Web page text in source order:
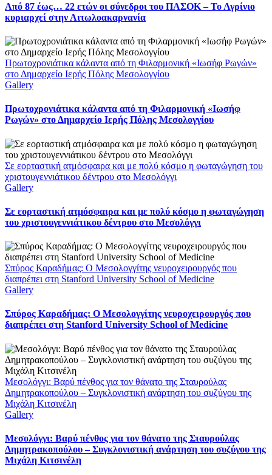
Από 87 έως… 22 ετών οι σύνεδροι του ΠΑΣΟΚ – Το Αγρίνιο
κυριαρχεί στην Αιτωλοακαρνανία
Πρωτοχρονιάτικα κάλαντα από τη Φιλαρμονική «Ιωσήφ Ρωγών»
στο Δημαρχείο Ιερής Πόλης Μεσολογγίου
Gallery
Πρωτοχρονιάτικα κάλαντα από τη Φιλαρμονική «Ιωσήφ
Ρωγών» στο Δημαρχείο Ιερής Πόλης Μεσολογγίου
Σε εορταστική ατμόσφαιρα και με πολύ κόσμο η φωταγώγηση του
χριστουγεννιάτικου δέντρου στο Μεσολόγγι
Gallery
Σε εορταστική ατμόσφαιρα και με πολύ κόσμο η φωταγώγηση
του χριστουγεννιάτικου δέντρου στο Μεσολόγγι
Σπύρος Καραδήμας: Ο Μεσολογγίτης νευροχειρουργός που
διαπρέπει στη Stanford University School of Medicine
Gallery
Σπύρος Καραδήμας: Ο Μεσολογγίτης νευροχειρουργός που
διαπρέπει στη Stanford University School of Medicine
Μεσολόγγι: Βαρύ πένθος για τον θάνατο της Σταυρούλας
Δημητρακοπούλου – Συγκλονιστική ανάρτηση του συζύγου της
Μιχάλη Κιτσινέλη
Gallery
Μεσολόγγι: Βαρύ πένθος για τον θάνατο της Σταυρούλας
Δημητρακοπούλου – Συγκλονιστική ανάρτηση του συζύγου της
Μιχάλη Κιτσινέλη